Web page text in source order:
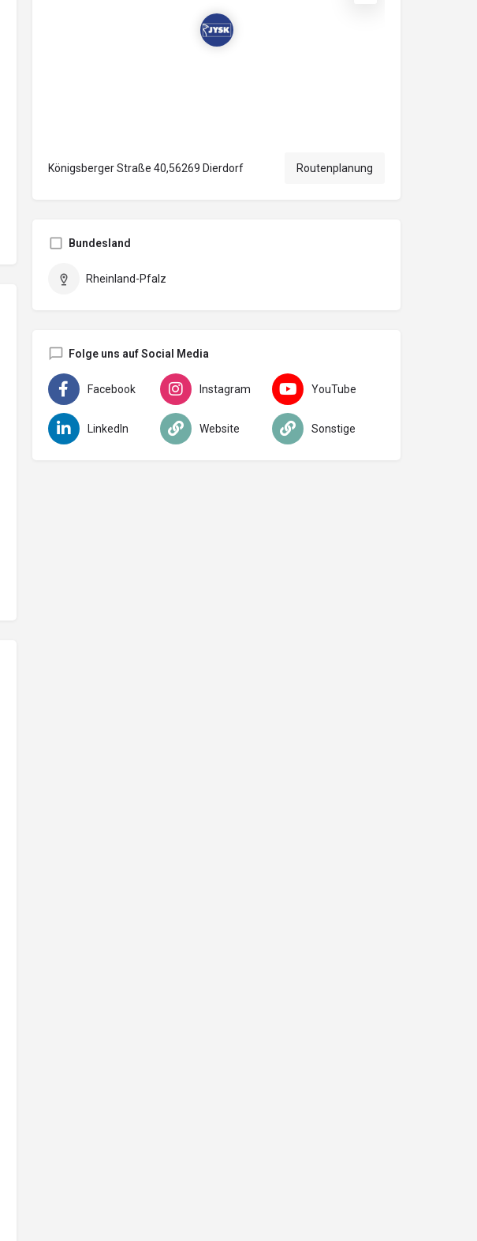
Königsberger Straße 40,56269 Dierdorf Routenplanung
Bundesland
Rheinland-Pfalz
Folge uns auf Social Media
Facebook Instagram YouTube
LinkedIn Website Sonstige